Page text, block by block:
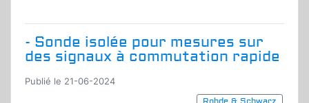
- Sonde isolée pour mesures sur
des signaux à commutation rapide
Publié le 21-06-2024